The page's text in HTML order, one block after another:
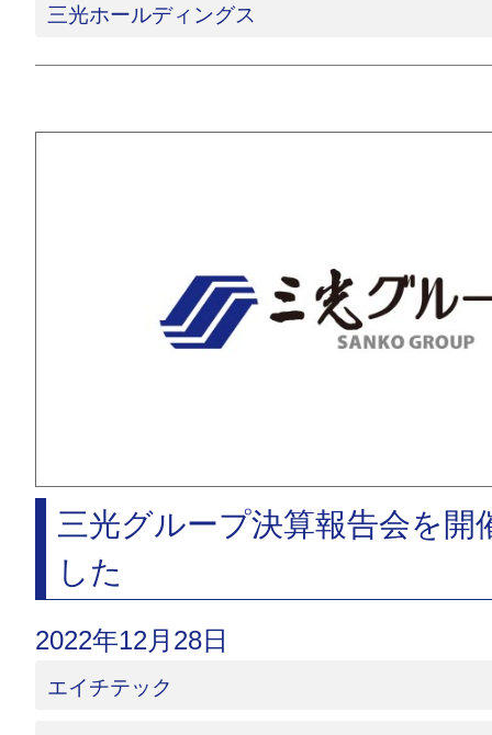
三光ホールディングス
三光グループ決算報告会を開
した
2022年12月28日
エイチテック